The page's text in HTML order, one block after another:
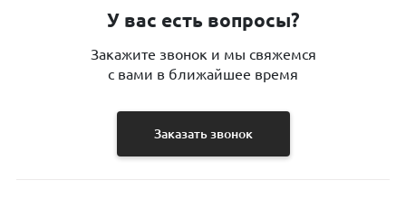
У вас есть вопросы?
Закажите звонок и мы свяжемся
с вами в ближайшее время
Заказать звонок